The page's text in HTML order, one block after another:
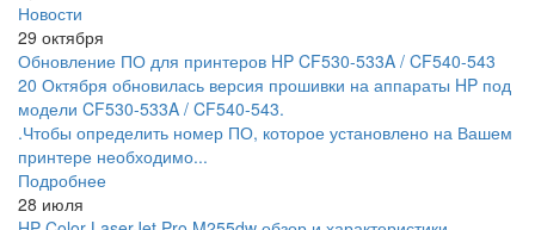
Новости
29 октября
Обновление ПО для принтеров HP CF530-533A / CF540-543
20 Октября обновилась версия прошивки на аппараты HP под
модели CF530-533A / CF540-543.
.Чтобы определить номер ПО, которое установлено на Вашем
принтере необходимо...
Подробнее
28 июля